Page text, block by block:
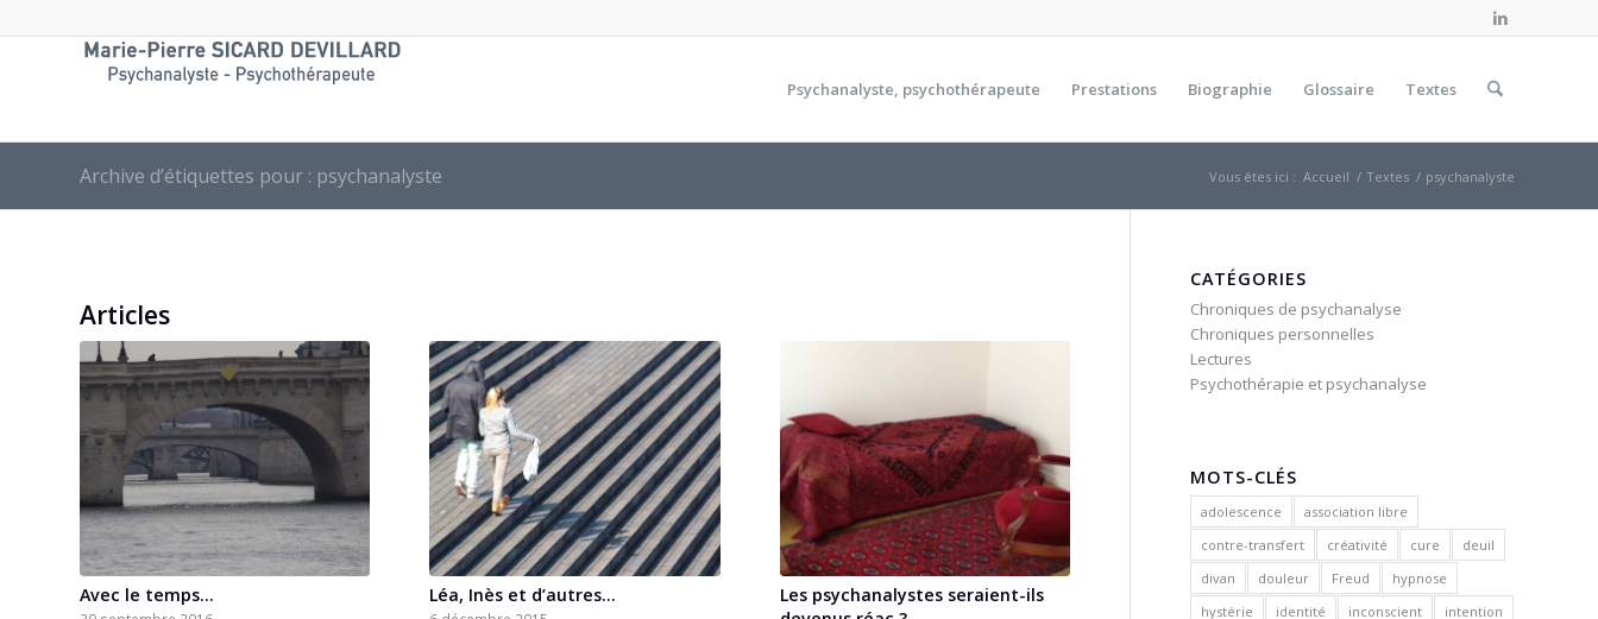
Psychanalyste, psychothérapeute Prestations Biographie Glossaire Textes
Archive d’étiquettes pour : psychanalyste Vous êtes ici : Accueil / Textes / psychanalyste
Articles
Avec le temps… Léa, Inès et d’autres…
Les psychanalystes seraient-ils
CATÉGORIES
Chroniques de psychanalyse
Chroniques personnelles
Lectures
Psychothérapie et psychanalyse
MOTS-CLÉS
adolescence
association libre
contre-transfert
créativité cure
deuil
divan
douleur Freud
hypnose
hystérie
identité inconscient
intention